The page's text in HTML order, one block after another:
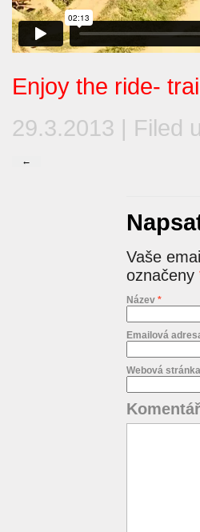
Enjoy the ride-
29.3.2013 | Filed
←
Vaše
označeny
Název *
Emailová
Webová stránka
Komentář